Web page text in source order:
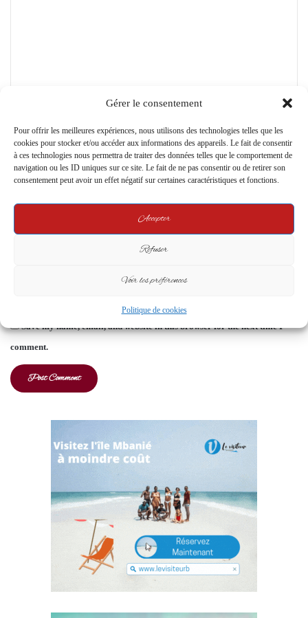
Gérer le consentement
Pour offrir les meilleures expériences, nous utilisons des technologies telles que les
cookies pour stocker et/ou accéder aux informations des appareils. Le fait de consentir
à ces technologies nous permettra de traiter des données telles que le comportement de
navigation ou les ID uniques sur ce site. Le fait de ne pas consentir ou de retirer son
consentement peut avoir un effet négatif sur certaines caractéristiques et fonctions.
Accepter
Refuser
Voir les préférences
Politique de cookies
e
*Name
Email
Save my name, email, and website in this browser for the next time I
comment.